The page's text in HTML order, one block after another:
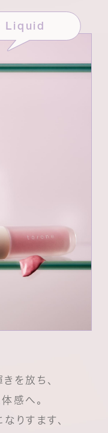
Liquid
を放ち、
感へ。
りすます、